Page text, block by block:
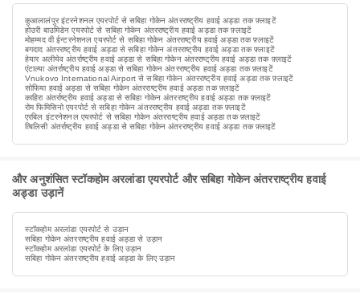
कुआलालंपुर इंटरनेशनल एयरपोर्ट से सबिहा गोकेन अंतरराष्ट्रीय हवाई अड्डा तक फ़्लाइटें
होउरी बाउमिडेन एयरपोर्ट से सबिहा गोकेन अंतरराष्ट्रीय हवाई अड्डा तक फ़्लाइटें
मोहम्मद वी ईन्टरनेशनल एयरपोर्ट से सबिहा गोकेन अंतरराष्ट्रीय हवाई अड्डा तक फ़्लाइटें
बगदाद अंतरराष्ट्रीय हवाई अड्डा से सबिहा गोकेन अंतरराष्ट्रीय हवाई अड्डा तक फ़्लाइटें
हेयार अलीयेव अंतर्राष्ट्रीय हवाई अड्डा से सबिहा गोकेन अंतरराष्ट्रीय हवाई अड्डा तक फ़्लाइटें
एंटाल्या अंतर्राष्ट्रीय हवाई अड्डा से सबिहा गोकेन अंतरराष्ट्रीय हवाई अड्डा तक फ़्लाइटें
Vnukovo International Airport से सबिहा गोकेन अंतरराष्ट्रीय हवाई अड्डा तक फ़्लाइटें
सोफिया हवाई अड्डा से सबिहा गोकेन अंतरराष्ट्रीय हवाई अड्डा तक फ़्लाइटें
काहिरा अंतर्राष्ट्रीय हवाई अड्डा से सबिहा गोकेन अंतरराष्ट्रीय हवाई अड्डा तक फ़्लाइटें
रोम फिमिसिनो एयरपोर्ट से सबिहा गोकेन अंतरराष्ट्रीय हवाई अड्डा तक फ़्लाइटें
एरबिल इंटरनेशनल एयरपोर्ट से सबिहा गोकेन अंतरराष्ट्रीय हवाई अड्डा तक फ़्लाइटें
त्बिलिसी अंतर्राष्ट्रीय हवाई अड्डा से सबिहा गोकेन अंतरराष्ट्रीय हवाई अड्डा तक फ़्लाइटें
और अनुशंसित स्टॉकहोम अरलांडा एयरपोर्ट और सबिहा गोकेन अंतरराष्ट्रीय हवाई
अड्डा उड़ानें
स्टॉकहोम अरलांडा एयरपोर्ट से उड़ान
सबिहा गोकेन अंतरराष्ट्रीय हवाई अड्डा से उड़ान
स्टॉकहोम अरलांडा एयरपोर्ट के लिए उड़ान
सबिहा गोकेन अंतरराष्ट्रीय हवाई अड्डा के लिए उड़ान